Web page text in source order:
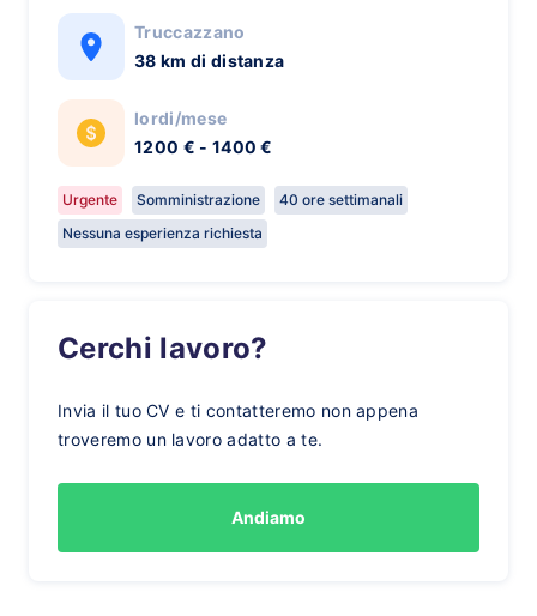
Truccazzano
38 km di distanza
lordi/mese
1200 € - 1400 €
Urgente Somministrazione
40 ore settimanali
Nessuna esperienza richiesta
Cerchi lavoro?
Invia il tuo CV e ti contatteremo non appena
troveremo un lavoro adatto a te.
Andiamo